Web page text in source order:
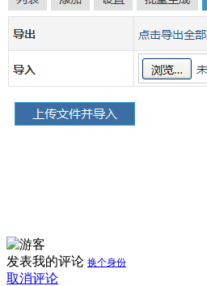
发表我的评论 换个身份
取消评论